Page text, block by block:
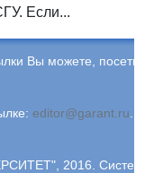
Если...
Вы можете,
editor@garant.ru
2016. Система